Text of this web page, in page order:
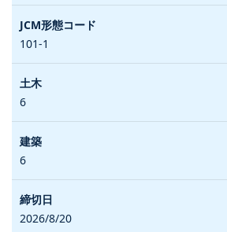
101-1
6
6
2026/8/20